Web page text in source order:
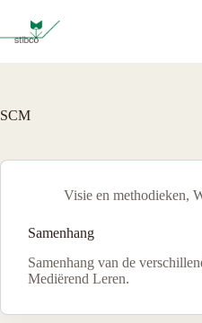
de
SCM
Visie en methodieken,
Samenhang
Samenhang van de
Mediërend Leren.